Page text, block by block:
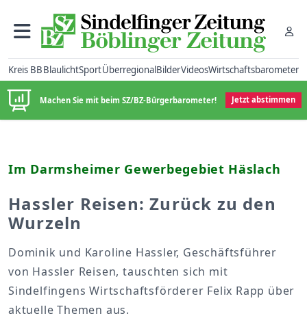
Kreis BBBlaulichtSportÜberregionalBilderVideosWirtschaftsbarometer
Machen Sie mit beim SZ/BZ-Bürgerbarometer! Jetzt abstimmen
Im Darmsheimer Gewerbegebiet Häslach
Hassler Reisen: Zurück zu den
Wurzeln
Dominik und Karoline Hassler, Geschäftsführer
von Hassler Reisen, tauschten sich mit
Sindelfingens Wirtschaftsförderer Felix Rapp über
aktuelle Themen aus.